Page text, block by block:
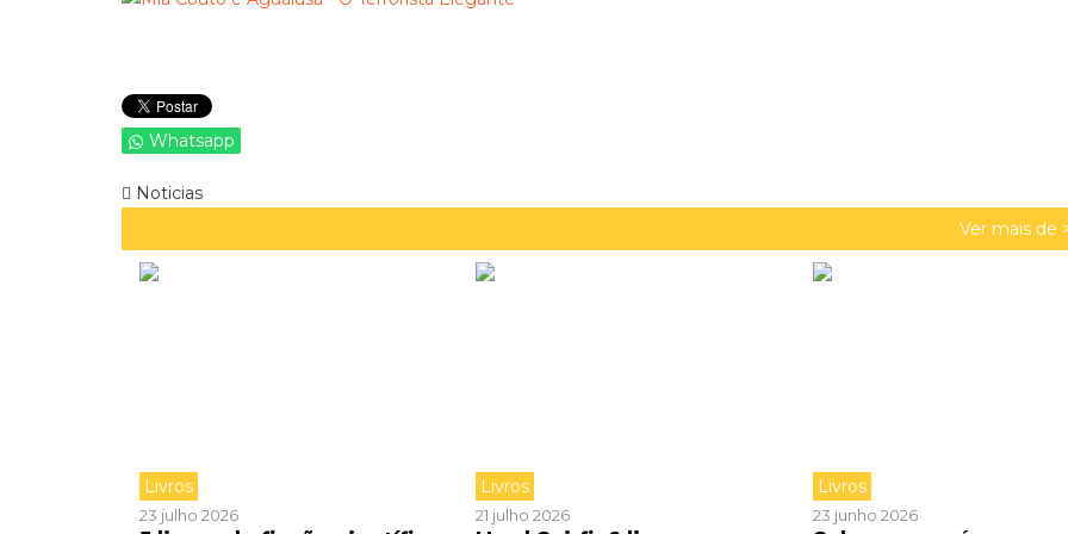
Whatsapp
Noticias
Ver mais de
Livros
23 julho 2026
Livros
21 julho 2026
Livros
23 junho 2026